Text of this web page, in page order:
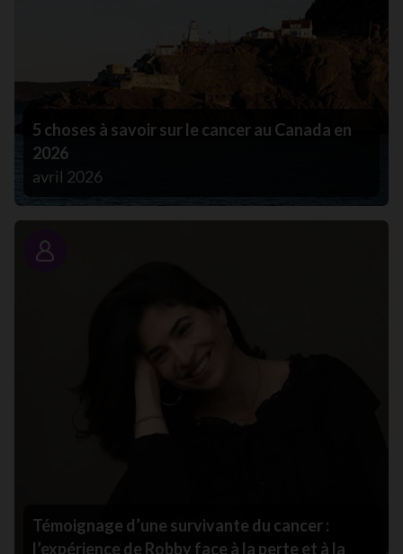
5 choses à savoir sur le cancer au Canada en
2026
avril 2026
Portrait
Témoignage d’une survivante du cancer :
l’expérience de Robby face à la perte et à la